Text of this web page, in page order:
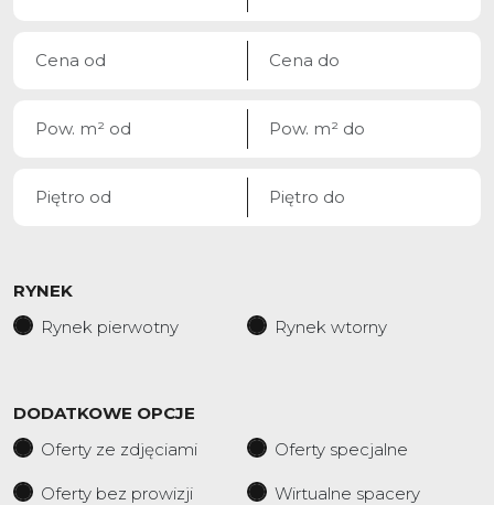
RYNEK
Rynek pierwotny
Rynek wtorny
DODATKOWE OPCJE
Oferty ze zdjęciami
Oferty specjalne
Oferty bez prowizji Wirtualne spacery